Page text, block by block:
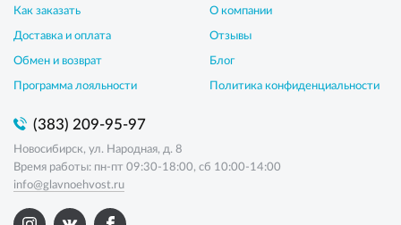
Как заказать
Доставка и оплата
Обмен и возврат
Программа лояльности
О компании
Отзывы
Блог
Политика конфиденциальности
(383) 209-95-97
Новосибирск, ул. Народная, д. 8
Время работы: пн-пт 09:30-18:00, сб 10:00-14:00
info@glavnoehvost.ru